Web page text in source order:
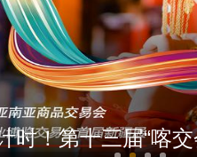
：曲子戏百年传唱
时！第十三届“喀